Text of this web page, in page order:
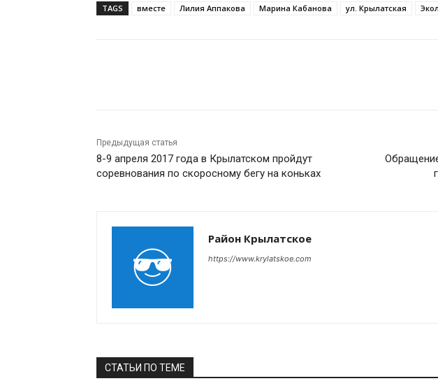
TAGS вместе Лилия Аппакова Марина Кабанова ул. Крылатская
Предыдущая статья
8-9 апреля 2017 года в Крылатском пройдут
соревнования по скоросному бегу на коньках
Район Крылатское
https://www.krylatskoe.com
СТАТЬИ ПО ТЕМЕ